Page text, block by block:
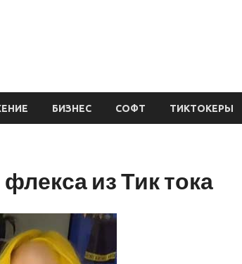
БИЗНЕС СОФТ ТИКТОКЕРЫ
из Тик тока